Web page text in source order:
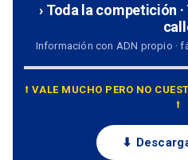
› Toda la competición
Información con ADN propio ·
⭡ VALE MUCHO PERO NO
⭡
⬇